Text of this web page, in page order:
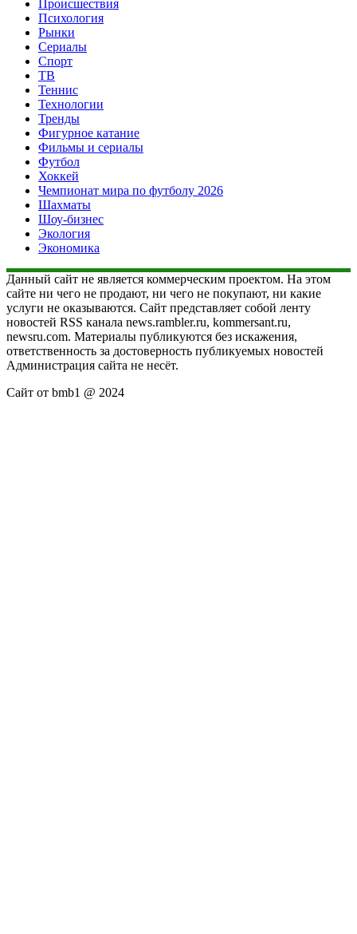
Происшествия
Психология
Рынки
Сериалы
Спорт
ТВ
Теннис
Технологии
Тренды
Фигурное катание
Фильмы и сериалы
Футбол
Хоккей
Чемпионат мира по футболу 2026
Шахматы
Шоу-бизнес
Экология
Экономика
Данный сайт не является коммерческим проектом. На этом
сайте ни чего не продают, ни чего не покупают, ни какие
услуги не оказываются. Сайт представляет собой ленту
новостей RSS канала news.rambler.ru, kommersant.ru,
newsru.com. Материалы публикуются без искажения,
ответственность за достоверность публикуемых новостей
Администрация сайта не несёт.
Сайт от bmb1 @ 2024